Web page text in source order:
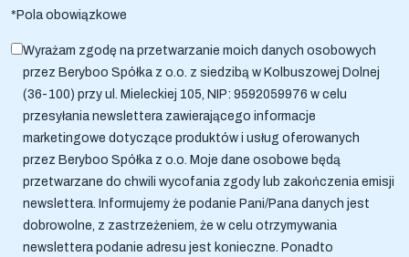
*Pola obowiązkowe
Wyrażam zgodę na przetwarzanie moich danych osobowych
przez Beryboo Spółka z o.o. z siedzibą w Kolbuszowej Dolnej
(36-100) przy ul. Mieleckiej 105, NIP: 9592059976 w celu
przesyłania newslettera zawierającego informacje
marketingowe dotyczące produktów i usług oferowanych
przez Beryboo Spółka z o.o. Moje dane osobowe będą
przetwarzane do chwili wycofania zgody lub zakończenia emisji
newslettera. Informujemy że podanie Pani/Pana danych jest
dobrowolne, z zastrzeżeniem, że w celu otrzymywania
newslettera podanie adresu jest konieczne. Ponadto